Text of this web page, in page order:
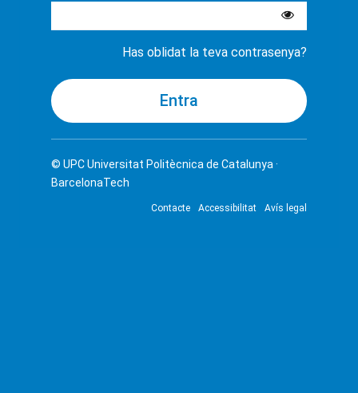
Has oblidat la teva contrasenya?
© UPCUniversitat Politècnica de Catalunya ·
BarcelonaTech
Contacte Accessibilitat Avís legal